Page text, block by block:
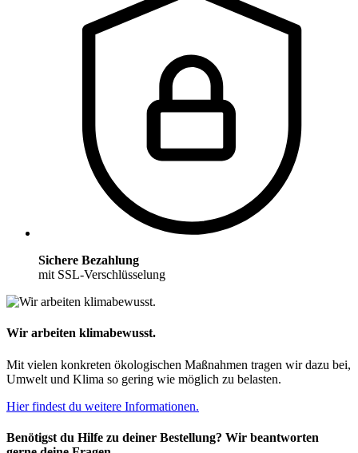
Sichere Bezahlung
mit SSL-Verschlüsselung
Wir arbeiten klimabewusst.
Mit vielen konkreten ökologischen Maßnahmen tragen wir dazu bei,
Umwelt und Klima so gering wie möglich zu belasten.
Hier findest du weitere Informationen.
Benötigst du Hilfe zu deiner Bestellung? Wir beantworten